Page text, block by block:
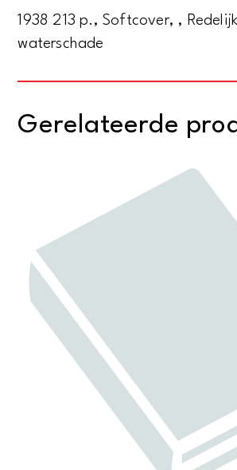
aantal
1938 213 p., Softcover, ,
waterschade
Gerelateerde